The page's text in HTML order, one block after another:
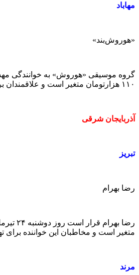
مهاباد
«هوروش‌بند»
۱۱۰‌ هزارتومان متغیر است و علاقمندان برای خرید هنوز فرصت دارند.
آذربایجان شرقی
تبریز
رضا بهرام
متغیر است و مخاطبان این خواننده برای
مرند